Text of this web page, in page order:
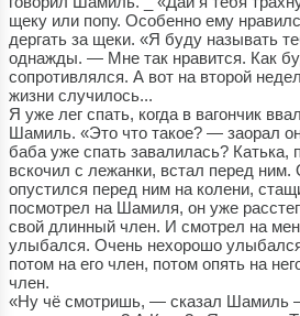
щеку или попу. Особенно ему
дергать за щеки. «Я буду называть
однажды. — Мне так нравится. Как
сопротивлялся. А вот на второй
жизни случилось...
Я уже лег спать, когда в вагончик
Шамиль. «Это что такое? — заорал
баба уже спать завалилась? Катька,
вскочил с лежанки, встал перед ним.
опустился перед ним на колени,
посмотрел на Шамиля, он уже
свой длинный член. И смотрел на
улыбался. Очень нехорошо
потом на его член, потом опять на
член.
«Ну чё смотришь, — сказал Шамиль